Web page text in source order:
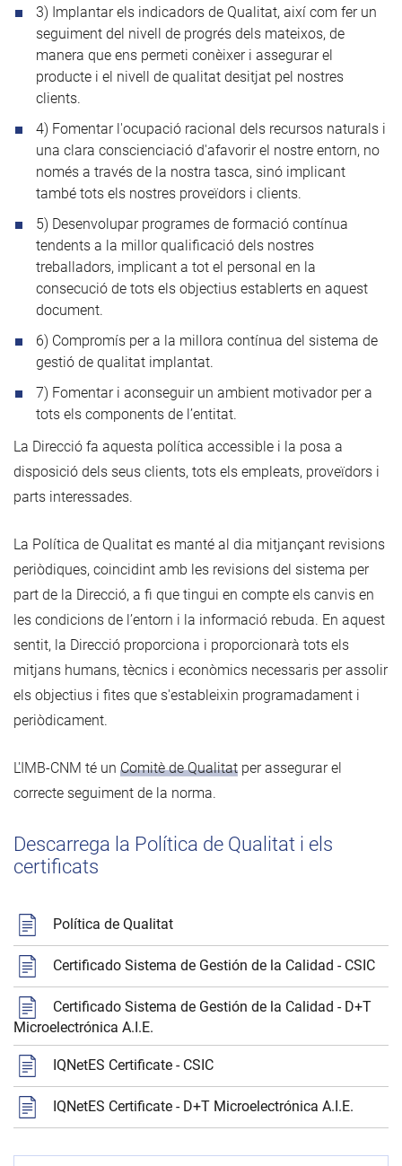
3) Implantar els indicadors de Qualitat, així com fer un
seguiment del nivell de progrés dels mateixos, de
manera que ens permeti conèixer i assegurar el
producte i el nivell de qualitat desitjat pel nostres
clients.
4) Fomentar l'ocupació racional dels recursos naturals i
una clara conscienciació d'afavorir el nostre entorn, no
només a través de la nostra tasca, sinó implicant
també tots els nostres proveïdors i clients.
5) Desenvolupar programes de formació contínua
tendents a la millor qualificació dels nostres
treballadors, implicant a tot el personal en la
consecució de tots els objectius establerts en aquest
document.
6) Compromís per a la millora contínua del sistema de
gestió de qualitat implantat.
7) Fomentar i aconseguir un ambient motivador per a
tots els components de l’entitat.
La Direcció fa aquesta política accessible i la posa a
disposició dels seus clients, tots els empleats, proveïdors i
parts interessades.
La Política de Qualitat es manté al dia mitjançant revisions
periòdiques, coincidint amb les revisions del sistema per
part de la Direcció, a fi que tingui en compte els canvis en
les condicions de l’entorn i la informació rebuda. En aquest
sentit, la Direcció proporciona i proporcionarà tots els
mitjans humans, tècnics i econòmics necessaris per assolir
els objectius i fites que s'estableixin programadament i
periòdicament.
L'IMB-CNM té un Comitè de Qualitat per assegurar el
correcte seguiment de la norma.
Descarrega la Política de Qualitat i els
certificats
Política de Qualitat
Certificado Sistema de Gestión de la Calidad - CSIC
Certificado Sistema de Gestión de la Calidad - D+T
Microelectrónica A.I.E.
IQNetES Certificate - CSIC
IQNetES Certificate - D+T Microelectrónica A.I.E.